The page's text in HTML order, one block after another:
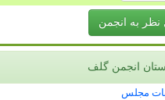
نظر به انجمن
انجمن گلف
مجلس